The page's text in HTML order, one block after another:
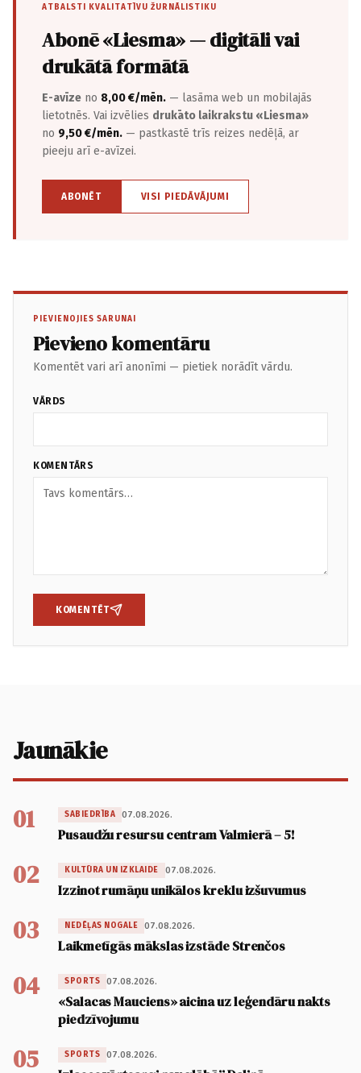
ATBALSTI KVALITATĪVU ŽURNĀLISTIKU
Abonē «Liesma» — digitāli vai
drukātā formātā
E-avīze no 8,00 €/mēn. — lasāma web un mobilajās
lietotnēs. Vai izvēlies drukāto laikrakstu «Liesma»
no 9,50 €/mēn. — pastkastē trīs reizes nedēļā, ar
pieeju arī e-avīzei.
ABONĒT VISI PIEDĀVĀJUMI
PIEVIENOJIES SARUNAI
Pievieno komentāru
Komentēt vari arī anonīmi — pietiek norādīt vārdu.
VĀRDS
KOMENTĀRS
KOMENTĒT
Jaunākie
01 SABIEDRĪBA 07.08.2026.
Pusaudžu resursu centram Valmierā – 5!
02 KULTŪRA UN IZKLAIDE 07.08.2026.
Izzinot rumāņu unikālos kreklu izšuvumus
03 NEDĒĻAS NOGALE 07.08.2026.
Laikmetīgās mākslas izstāde Strenčos
04 SPORTS 07.08.2026.
«Salacas Mauciens» aicina uz leģendāru nakts
piedzīvojumu
05 SPORTS 07.08.2026.